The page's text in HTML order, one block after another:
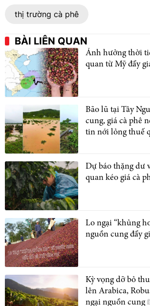
thị trường cà phê
BÀI LIÊN QUAN
Ảnh hưởng thời
quan từ Mỹ đẩy
Bão lũ tại Tây
cung, giá cà phê
tin nới lỏng thuế
Dự báo thặng dư
quan kéo giá cà
Lo ngại “khủng
nguồn cung đẩy
Kỳ vọng dỡ bỏ
lên Arabica,
ngại nguồn cung